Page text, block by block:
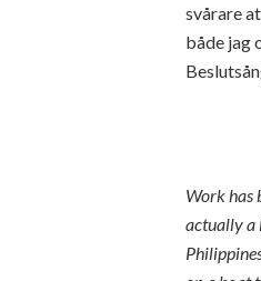
svårare
både jag
Work has
actually a